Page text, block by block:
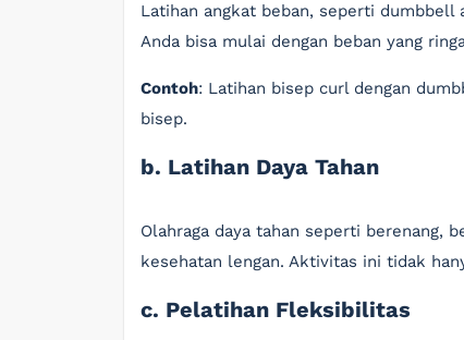
Latihan angkat beban, seperti
Anda bisa mulai dengan beban yang
Contoh: Latihan bisep curl dengan
bisep.
b. Latihan Daya Tahan
Olahraga daya tahan seperti berenang,
kesehatan lengan. Aktivitas ini tidak
c. Pelatihan Fleksibilitas